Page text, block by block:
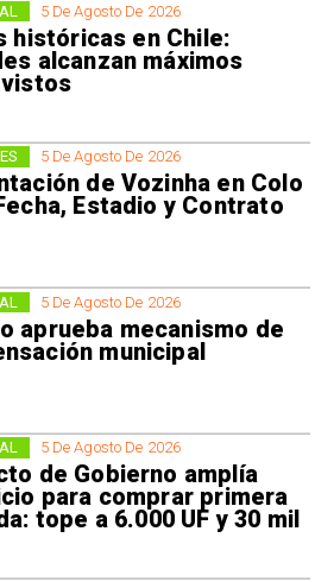
5 De Agosto De 2026
históricas en Chile:
alcanzan máximos
vistos
5 De Agosto De 2026
de Vozinha en Colo
Estadio y Contrato
5 De Agosto De 2026
aprueba mecanismo de
municipal
5 De Agosto De 2026
de Gobierno amplía
para comprar primera
tope a 6.000 UF y 30 mil